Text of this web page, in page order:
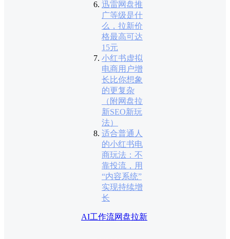
迅雷网盘推
广等级是什
么，拉新价
格最高可达
15元
小红书虚拟
电商用户增
长比你想象
的更复杂
（附网盘拉
新SEO新玩
法）
适合普通人
的小红书电
商玩法：不
靠投流，用
“内容系统”
实现持续增
长
AI工作流网盘拉新